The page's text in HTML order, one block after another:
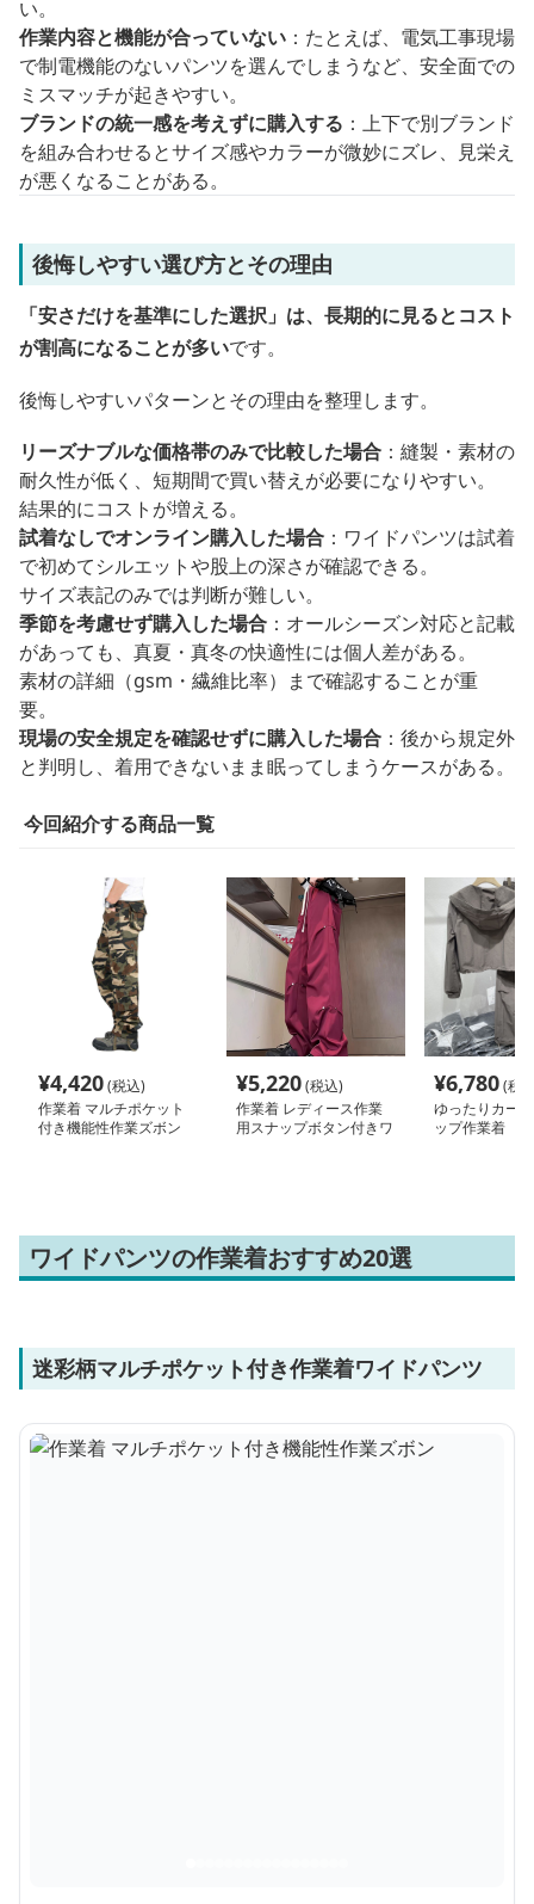
い。
作業内容と機能が合っていない ：たとえば、電気工事現場
で制電機能のないパンツを選んでしまうなど、安全面での
ミスマッチが起きやすい。
ブランドの統一感を考えずに購入する ：上下で別ブランド
を組み合わせるとサイズ感やカラーが微妙にズレ、見栄え
が悪くなることがある。
後悔しやすい選び方とその理由
「安さだけを基準にした選択」は、長期的に見るとコスト
が割高になることが多いです。
後悔しやすいパターンとその理由を整理します。
リーズナブルな価格帯のみで比較した場合 ：縫製・素材の
耐久性が低く、短期間で買い替えが必要になりやすい。
結果的にコストが増える。
試着なしでオンライン購入した場合 ：ワイドパンツは試着
で初めてシルエットや股上の深さが確認できる。
サイズ表記のみでは判断が難しい。
季節を考慮せず購入した場合 ：オールシーズン対応と記載
があっても、真夏・真冬の快適性には個人差がある。
素材の詳細（gsm・繊維比率）まで確認することが重
要。
現場の安全規定を確認せずに購入した場合 ：後から規定外
と判明し、着用できないまま眠ってしまうケースがある。
今回紹介する商品一覧
¥4,420(税込)
作業着 マルチポケット
付き機能性作業ズボン
¥5,220(税込)
作業着 レディース作業
用スナップボタン付きワ
¥6,780(税
ゆったりカー
ップ作業着
ワイドパンツの作業着おすすめ20選
迷彩柄マルチポケット付き作業着ワイドパンツ